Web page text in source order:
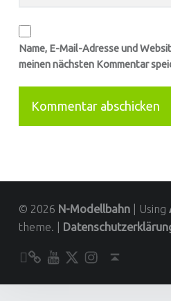
Name, E-Mail-Adresse und
meinen nächsten Kommentar
© 2026 N-Modellbahn Using
theme.
Kontakt zu N-Modellbahn.de
Unser YouTube-Kanalfolgt uns auf TwitterBesucht uns bei Instagram